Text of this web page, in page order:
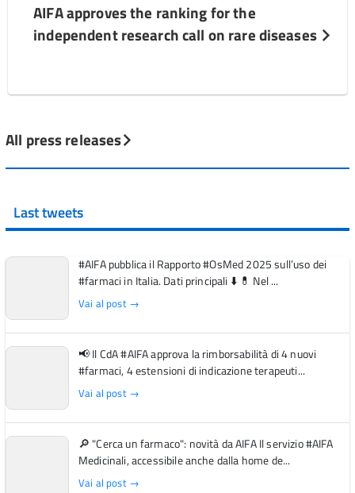
AIFA approves the ranking for the
independent research call on rare diseases
All press releases
Last tweets
#AIFA pubblica il Rapporto #OsMed 2025 sull’uso dei
#farmaci in Italia. Dati principali ⬇️ 💊 Nel ...
Vai al post →
📢 Il CdA #AIFA approva la rimborsabilità di 4 nuovi
#farmaci, 4 estensioni di indicazione terapeuti...
Vai al post →
🔎 "Cerca un farmaco": novità da AIFA Il servizio #AIFA
Medicinali, accessibile anche dalla home de...
Vai al post →